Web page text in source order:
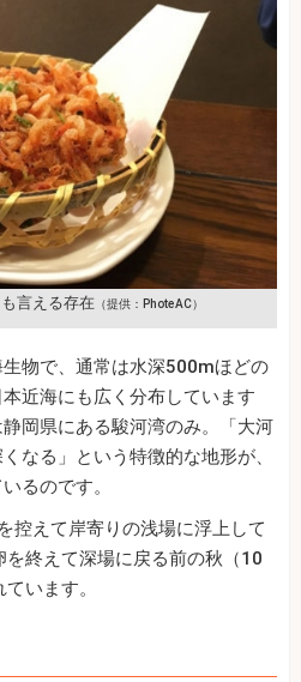
言える存在 （提供：PhoteAC）
物で、通常は水深500mほどの
近海にも広く分布しています
岡県にある駿河湾のみ。「大河
なる」という特徴的な地形が、
るのです。
控えて岸寄りの浅場に浮上して
を終えて深場に戻る前の秋（10
います。